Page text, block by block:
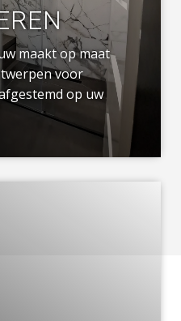
maakt op maat
voor
op uw